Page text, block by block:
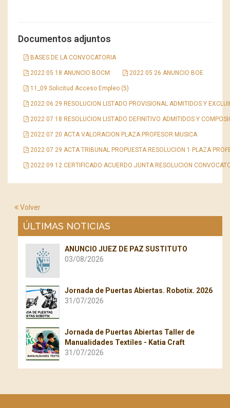
Documentos adjuntos
BASES DE LA CONVOCATORIA
2022 05 18 ANUNCIO BOCM 2022 05 26 ANUNCIO BOE
11_09 Solicitud Acceso Empleo (5)
2022 06 29 RESOLUCION LISTADO PROVISIONAL ADMITIDOS Y
2022 07 18 RESOLUCION LISTADO DEFINITIVO ADMITIDOS Y
2022 07 20 ACTA VALORACION PLAZA PROFESOR MUSICA
2022 07 29 ACTA TRIBUNAL PROPUESTA RESOLUCION 1 PLAZA
2022 09 12 CERTIFICADO ACUERDO JUNTA RESOLUCION
Volver
ÚLTIMAS NOTICIAS
ANUNCIO JUEZ DE PAZ SUSTITUTO
03/08/2026
Jornada de Puertas Abiertas. Robotix. 2026
31/07/2026
Jornada de Puertas Abiertas Taller de
Manualidades Textiles - Katia Craft
31/07/2026